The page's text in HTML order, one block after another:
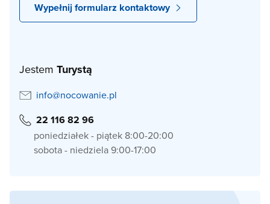
Wypełnij formularz kontaktowy
Jestem Turystą
info@nocowanie.pl
22 116 82 96
poniedziałek - piątek 8:00-20:00
sobota - niedziela 9:00-17:00